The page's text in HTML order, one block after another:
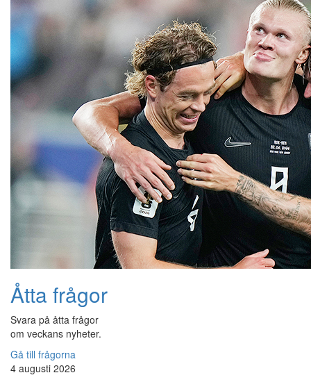
Åtta frågor
Svara på åtta frågor
om veckans nyheter.
Gå till frågorna
4 augusti 2026